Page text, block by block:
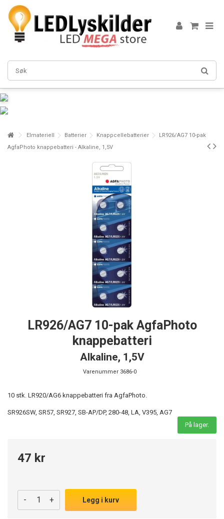
Elmateriell Batterier Knappcellebatterier
LR926/AG7 10-pak
AgfaPhoto knappebatteri - Alkaline, 1,5V
LR926/AG7 10-pak AgfaPhoto
knappebatteri
Alkaline, 1,5V
Varenummer 3686-0
10 stk. LR920/AG6 knappebatteri fra AgfaPhoto.
SR926SW, SR57, SR927, SB-AP/DP, 280-48, LA, V395, AG7
På lager.
47 kr
- + Legg i kurv